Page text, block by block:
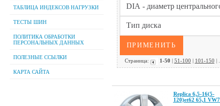
ТАБЛИЦА ИНДЕКСОВ НАГРУЗКИ
ТЕСТЫ ШИН
ПОЛИТИКА ОБРАБОТКИ
ПЕРСОНАЛЬНЫХ ДАННЫХ
ПОЛЕЗНЫЕ ССЫЛКИ
КАРТА САЙТА
Страница: 1-50 | 51-100 | 101-150 |
Replica 6,5-16(5-
120)et62 65,1